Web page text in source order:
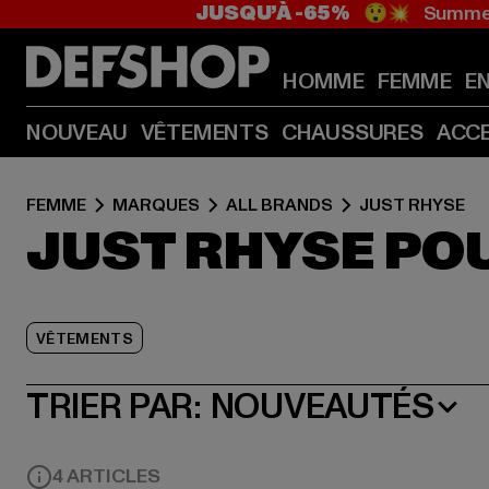
JUSQU’À -65% 😲💥
HOMME FEMME
NOUVEAU VÊTEMENTS CHAUSSURES
FEMME MARQUES ALL BRANDS JUST RHYSE
JUST RHYSE
VÊTEMENTS
TRIER PAR: NOUVEAUTÉS
4 ARTICLES